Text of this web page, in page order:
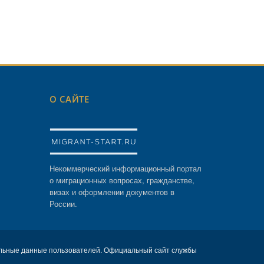
О САЙТЕ
Некоммерческий информационный портал
о миграционных вопросах, гражданстве,
визах и оформлении документов в
России.
данные пользователей. Официальный сайт службы